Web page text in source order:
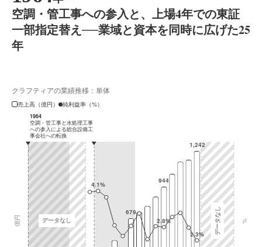
空調・管工事への参入と、上場4年での東証
一部指定替え──業域と資本を同時に広げた25
年
クラフティアの業績推移：単体
売上高（億円）
純利益率（%）